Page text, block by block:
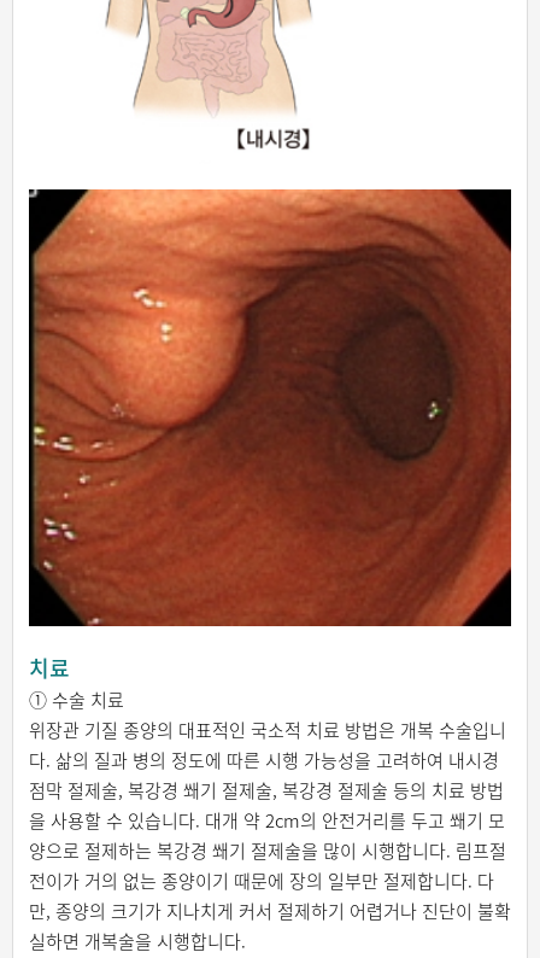
치료
① 수술 치료
위장관 기질 종양의 대표적인 국소적 치료 방법은 개복 수술입니
다. 삶의 질과 병의 정도에 따른 시행 가능성을 고려하여 내시경
점막 절제술, 복강경 쐐기 절제술, 복강경 절제술 등의 치료 방법
을 사용할 수 있습니다. 대개 약 2cm의 안전거리를 두고 쐐기 모
양으로 절제하는 복강경 쐐기 절제술을 많이 시행합니다. 림프절
전이가 거의 없는 종양이기 때문에 장의 일부만 절제합니다. 다
만, 종양의 크기가 지나치게 커서 절제하기 어렵거나 진단이 불확
실하면 개복술을 시행합니다.